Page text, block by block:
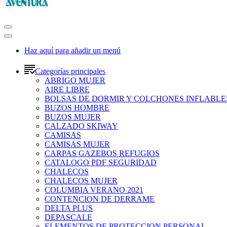
Haz aquí para añadir un menú
Categorías principales
ABRIGO MUJER
AIRE LIBRE
BOLSAS DE DORMIR Y COLCHONES
BUZOS HOMBRE
BUZOS MUJER
CALZADO SKIWAY
CAMISAS
CAMISAS MUJER
CARPAS GAZEBOS REFUGIOS
CATALOGO PDF SEGURIDAD
CHALECOS
CHALECOS MUJER
COLUMBIA VERANO 2021
CONTENCION DE DERRAME
DELTA PLUS
DEPASCALE